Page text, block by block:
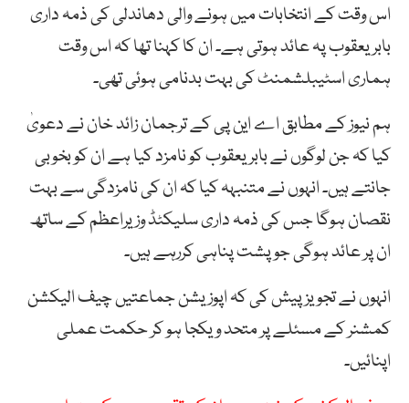
اس وقت کے انتخابات میں ہونے والی دھاندلی کی ذمہ داری
بابر یعقوب پہ عائد ہوتی ہے۔ ان کا کہنا تھا کہ اس وقت
ہماری اسٹیبلشمنٹ کی بہت بدنامی ہوئی تھی۔
ہم نیوز کے مطابق اے این پی کے ترجمان زائد خان نے دعویٰ
کیا کہ جن لوگوں نے بابر یعقوب کو نامزد کیا ہے ان کو بخوبی
جانتے ہیں۔ انہوں نے متنبہہ کیا کہ ان کی نامزدگی سے بہت
نقصان ہوگا جس کی ذمہ داری سلیکٹڈ وزیراعظم کے ساتھ
ان پر عائد ہوگی جو پشت پناہی کررہے ہیں۔
انہوں نے تجویز پیش کی کہ اپوزیشن جماعتیں چیف الیکشن
کمشنر کے مسئلے پر متحد و یکجا ہو کر حکمت عملی
اپنائیں۔